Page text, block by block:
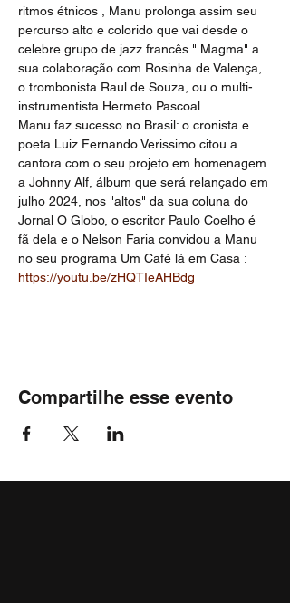
ritmos étnicos , Manu prolonga assim seu
percurso alto e colorido que vai desde o
celebre grupo de jazz francês " Magma" a
sua colaboração com Rosinha de Valença,
o trombonista Raul de Souza, ou o multi-
instrumentista Hermeto Pascoal.
Manu faz sucesso no Brasil: o cronista e
poeta Luiz Fernando Verissimo citou a
cantora com o seu projeto em homenagem
a Johnny Alf, álbum que será relançado em
julho 2024, nos "altos" da sua coluna do
Jornal O Globo, o escritor Paulo Coelho é
fã dela e o Nelson Faria convidou a Manu
no seu programa Um Café lá em Casa :
https://youtu.be/zHQTIeAHBdg
Compartilhe esse evento